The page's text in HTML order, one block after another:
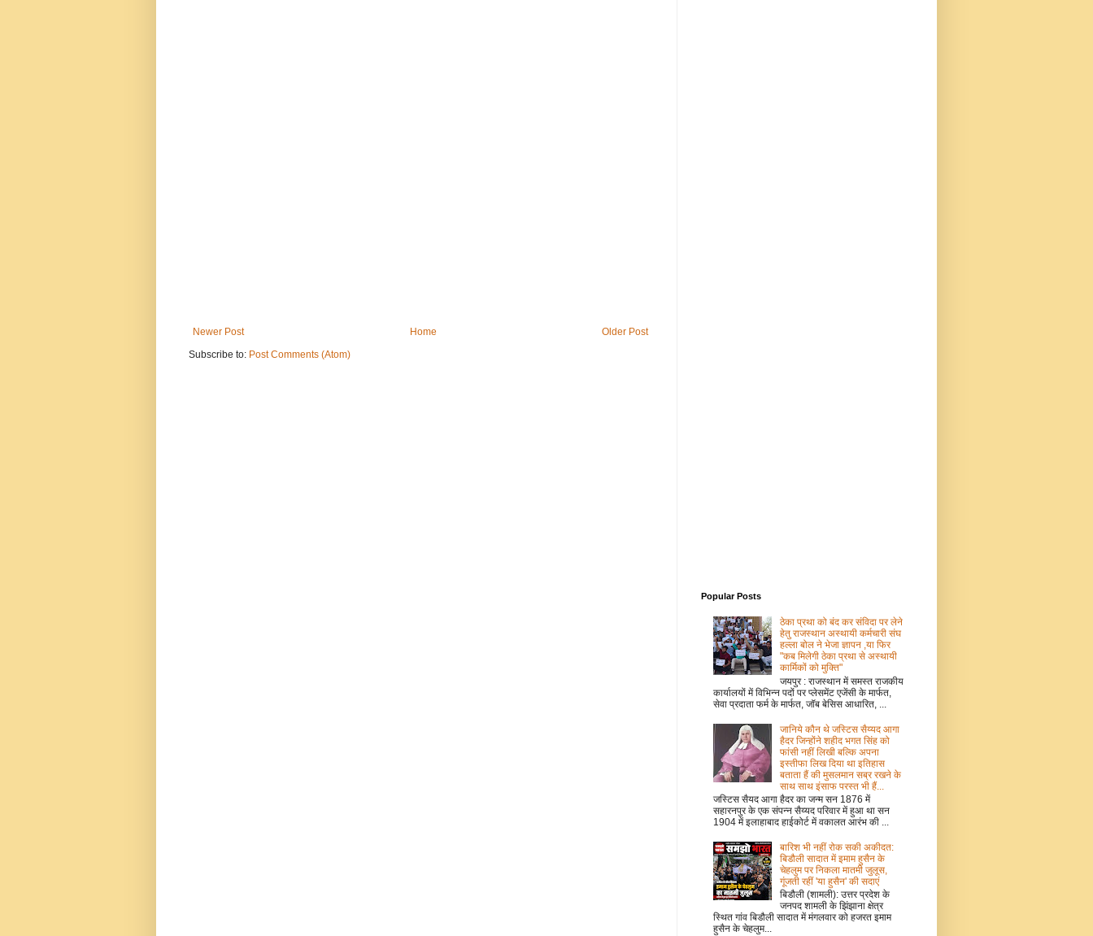
Newer Post Older Post
Home
Subscribe to: Post Comments (Atom)
Popular Posts
ठेका प्रथा को बंद कर संविदा पर लेने
हेतु राजस्थान अस्थायी कर्मचारी संघ
हल्ला बोल ने भेजा ज्ञापन ,या फिर
"कब मिलेगी ठेका प्रथा से अस्थायी
कार्मिकों को मुक्ति"
जयपुर : राजस्थान में समस्त राजकीय
कार्यालयों में विभिन्न पदों पर प्लेसमेंट एजेंसी के मार्फत,
सेवा प्रदाता फर्म के मार्फत, जॉब बेसिस आधारित, ...
जानिये कौन थे जस्टिस सैय्यद आगा
हैदर जिन्होंने शहीद भगत सिंह को
फांसी नहीं लिखी बल्कि अपना
इस्तीफा लिख दिया था इतिहास
बताता हैं की मुसलमान सब्र रखने के
साथ साथ इंसाफ परस्त भी हैं...
जस्टिस सैयद आगा हैदर का जन्म सन 1876 में
सहारनपुर के एक संपन्न सैय्यद परिवार में हुआ था सन
1904 में इलाहाबाद हाईकोर्ट में वकालत आरंभ की ...
बारिश भी नहीं रोक सकी अकीदत:
बिडौली सादात में इमाम हुसैन के
चेहलुम पर निकला मातमी जुलूस,
गूंजती रहीं 'या हुसैन' की सदाएं
बिडौली (शामली): उत्तर प्रदेश के
जनपद शामली के झिंझाना क्षेत्र
स्थित गांव बिडौली सादात में मंगलवार को हजरत इमाम
हुसैन के चेहलुम...